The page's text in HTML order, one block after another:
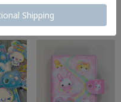
¥1,738